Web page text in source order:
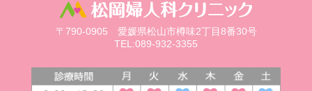
〒790-0905 愛媛県松山市樽味2丁目8番30号
TEL:089-932-3355